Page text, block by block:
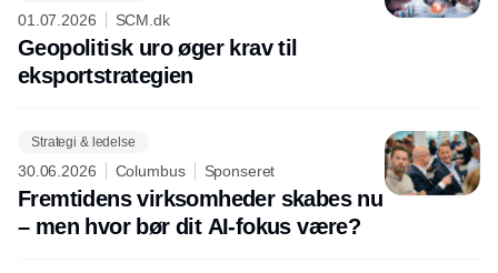
01.07.2026 SCM.dk
Geopolitisk uro øger krav til
eksportstrategien
Strategi & ledelse
30.06.2026 Columbus Sponseret
Fremtidens virksomheder skabes nu
– men hvor bør dit AI-fokus være?